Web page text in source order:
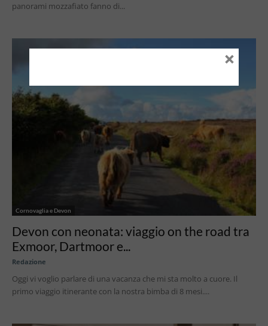
panorami mozzafiato fanno di...
Cornovaglia e Devon
Devon con neonata: viaggio on the road tra
Exmoor, Dartmoor e...
Redazione
Oggi vi voglio parlare di una vacanza che mi sta molto a cuore. Il
primo viaggio itinerante con la nostra bimba di 8 mesi....
×